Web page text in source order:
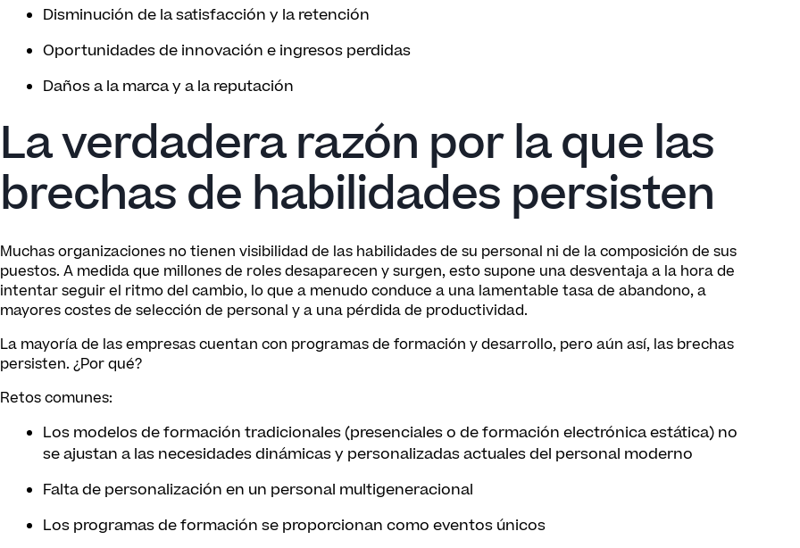
Disminución de la satisfacción y la retención
Oportunidades de innovación e ingresos perdidas
Daños a la marca y a la reputación
La verdadera razón por la que las
brechas de habilidades persisten
Muchas organizaciones no tienen visibilidad de las habilidades de su personal ni de la composición de sus
puestos. A medida que millones de roles desaparecen y surgen, esto supone una desventaja a la hora de
intentar seguir el ritmo del cambio, lo que a menudo conduce a una lamentable tasa de abandono, a
mayores costes de selección de personal y a una pérdida de productividad.
La mayoría de las empresas cuentan con programas de formación y desarrollo, pero aún así, las brechas
persisten. ¿Por qué?
Retos comunes:
Los modelos de formación tradicionales (presenciales o de formación electrónica estática) no
se ajustan a las necesidades dinámicas y personalizadas actuales del personal moderno
Falta de personalización en un personal multigeneracional
Los programas de formación se proporcionan como eventos únicos